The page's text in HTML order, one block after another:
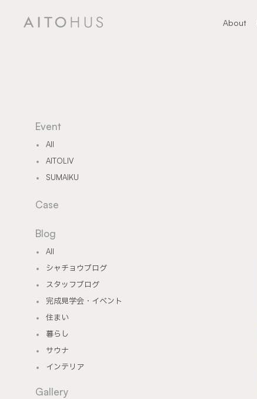
About
Event
All
AITOLIV
SUMAIKU
Case
Blog
All
シャチョウブログ
スタッフブログ
完成見学会・イベント
住まい
暮らし
サウナ
インテリア
Gallery